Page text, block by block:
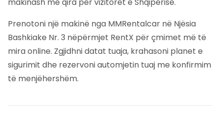
Prenotoni një makinë nga MMRentalcar në Njësia
Bashkiake Nr. 3 nëpërmjet RentX për çmimet më të
mira online. Zgjidhni datat tuaja, krahasoni planet e
sigurimit dhe rezervoni automjetin tuaj me konfirmim
të menjëhershëm.